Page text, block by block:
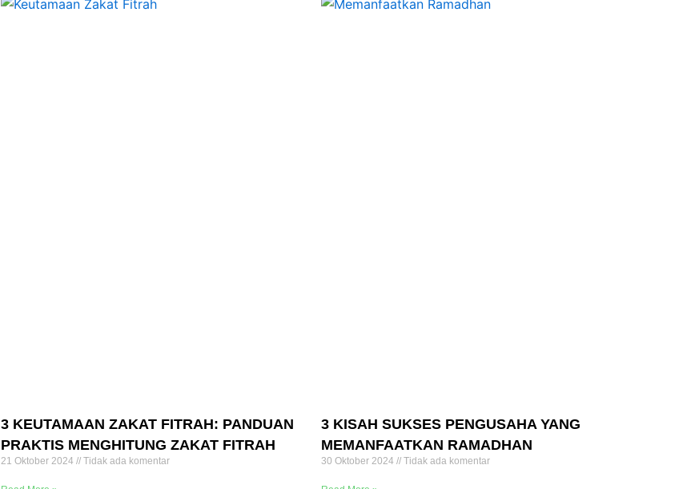
3 KEUTAMAAN ZAKAT FITRAH: PANDUAN
PRAKTIS MENGHITUNG ZAKAT FITRAH
21 Oktober 2024 Tidak ada komentar
3 KISAH SUKSES PENGUSAHA YANG
MEMANFAATKAN RAMADHAN
30 Oktober 2024 Tidak ada komentar